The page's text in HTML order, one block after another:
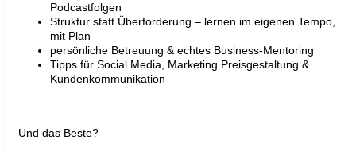
Podcastfolgen
Struktur statt Überforderung – lernen im eigenen Tempo,
mit Plan
persönliche Betreuung & echtes Business-Mentoring
Tipps für Social Media, Marketing Preisgestaltung &
Kundenkommunikation
Und das Beste?